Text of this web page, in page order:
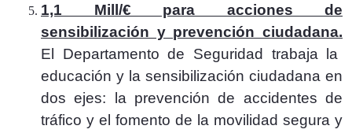
1,1 Mill/€ para acciones de
sensibilización y prevención ciudadana.
El Departamento de Seguridad trabaja la
educación y la sensibilización ciudadana en
dos ejes: la prevención de accidentes de
tráfico y el fomento de la movilidad segura y